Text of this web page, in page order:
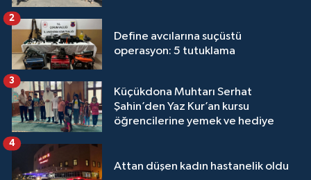
Define avcılarına suçüstü
operasyon: 5 tutuklama
2
Küçükdona Muhtarı Serhat
Şahin’den Yaz Kur’an kursu
öğrencilerine yemek ve hediye
3
Attan düşen kadın hastanelik oldu
4